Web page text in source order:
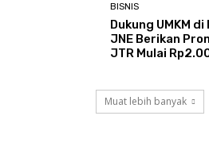
BISNIS
Dukung UMKM
JNE Berikan
JTR Mulai
Muat lebih banyak